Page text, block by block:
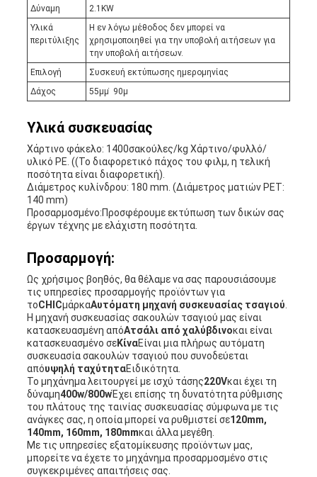
Δύναμη
2.1KW
Υλικά
περιτύλιξης
Η εν λόγω μέθοδος δεν μπορεί να
χρησιμοποιηθεί για την υποβολή αιτήσεων για
την υποβολή αιτήσεων.
Επιλογή
Συσκευή εκτύπωσης ημερομηνίας
Δάχος
55μμ ̇ 90μ
Υλικά συσκευασίας
Χάρτινο φάκελο: 1400σακούλες/kg Χάρτινο/φυλλό/
υλικό PE. ((Το διαφορετικό πάχος του φιλμ, η τελική
ποσότητα είναι διαφορετική).
Διάμετρος κυλίνδρου: 180 mm. (Διάμετρος ματιών PET:
140 mm)
Προσαρμοσμένο:Προσφέρουμε εκτύπωση των δικών σας
έργων τέχνης με ελάχιστη ποσότητα.
Προσαρμογή:
Ως χρήσιμος βοηθός, θα θέλαμε να σας παρουσιάσουμε
τις υπηρεσίες προσαρμογής προϊόντων για
τοCHICμάρκαΑυτόματη μηχανή συσκευασίας τσαγιού
Η μηχανή συσκευασίας σακουλών τσαγιού μας είναι
κατασκευασμένη απόΑτσάλι από χαλύβδινοκαι είναι
κατασκευασμένο σεΚίναΕίναι μια πλήρως αυτόματη
συσκευασία σακουλών τσαγιού που συνοδεύεται
απόυψηλή ταχύτηταΕιδικότητα.
Το μηχάνημα λειτουργεί με ισχύ τάσης220Vκαι έχει τη
δύναμη400w/800wΈχει επίσης τη δυνατότητα ρύθμισης
του πλάτους της ταινίας συσκευασίας σύμφωνα με τις
ανάγκες σας, η οποία μπορεί να ρυθμιστεί σε120mm,
140mm, 160mm, 180mmκαι άλλα μεγέθη.
Με τις υπηρεσίες εξατομίκευσης προϊόντων μας,
μπορείτε να έχετε το μηχάνημα προσαρμοσμένο στις
συγκεκριμένες απαιτήσεις σας.